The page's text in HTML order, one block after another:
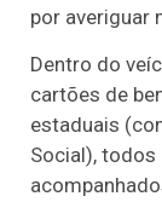
por averiguar
Dentro do
cartões de
estaduais
Social),